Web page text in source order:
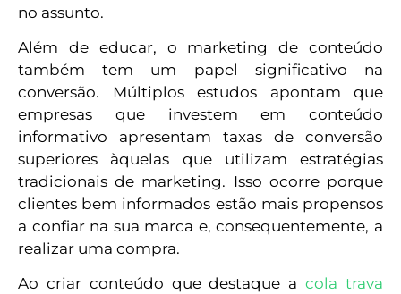
no assunto.
Além de educar, o marketing de conteúdo
também tem um papel significativo na
conversão. Múltiplos estudos apontam que
empresas que investem em conteúdo
informativo apresentam taxas de conversão
superiores àquelas que utilizam estratégias
tradicionais de marketing. Isso ocorre porque
clientes bem informados estão mais propensos
a confiar na sua marca e, consequentemente, a
realizar uma compra.
Ao criar conteúdo que destaque acola trava